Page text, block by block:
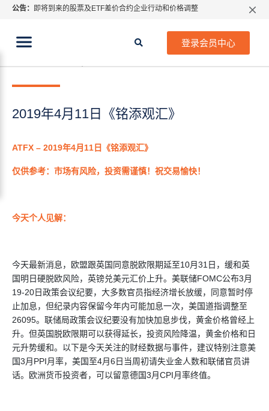
公告： 即将到来的股票及ETF差价合约企业行动和价格调整
登录会员中心
当前位置: 2019年4月11日《铭添观汇》
2019年4月11日《铭添观汇》
ATFX – 2019年4月11日《铭添观汇》
仅供参考：市场有风险，投资需谨慎！祝交易愉快！
今天个人见解：
今天最新消息，欧盟跟英国同意脱欧限期延至10月31日，缓和英
国明日硬脱欧风险，英镑兑美元汇价上升。美联储FOMC公布3月
19-20日政策会议纪要，大多数官员指经济增长放缓，同意暂时停
止加息，但纪录内容保留今年内可能加息一次，美国道指调整至
26095。联储局政策会议纪要没有加快加息步伐，黄金价格曾经上
升。但英国脱欧限期可以获得延长，投资风险降温，黄金价格和日
元升势缓和。以下是今天关注的财经数据与事件，建议特别注意美
国3月PPI月率，美国至4月6日当周初请失业金人数和联储官员讲
话。欧洲货币投资者，可以留意德国3月CPI月率终值。